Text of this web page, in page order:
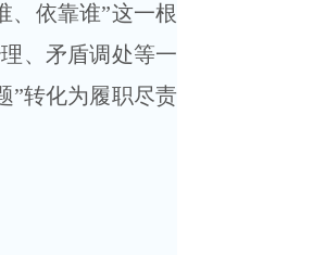
、依靠谁”这一根
、矛盾调处等一
”转化为履职尽责